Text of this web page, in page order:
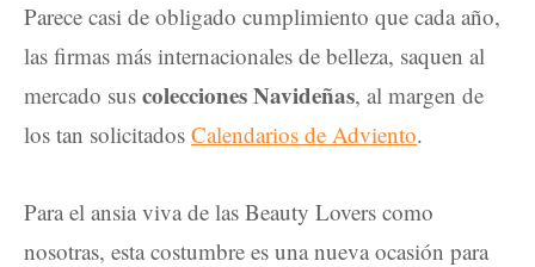
Parece casi de obligado cumplimiento que cada año,
las firmas más internacionales de belleza, saquen al
mercado sus colecciones Navideñas, al margen de
los tan solicitados Calendarios de Adviento.
Para el ansia viva de las Beauty Lovers como
nosotras, esta costumbre es una nueva ocasión para